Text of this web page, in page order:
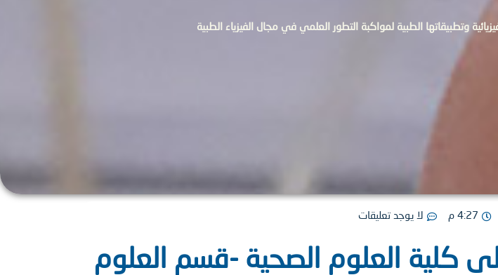
وتطبيقاتها الطبية لمواكبة التطور العلمي في مجال الفيزياء الطبية
4:27 م لا يوجد تعليقات
كلية العلوم الصحية -قسم العلوم